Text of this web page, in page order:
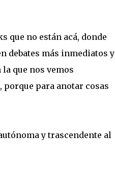
que no están acá, donde
debates más inmediatos y
que nos vemos
porque para anotar cosas
y trascendente al